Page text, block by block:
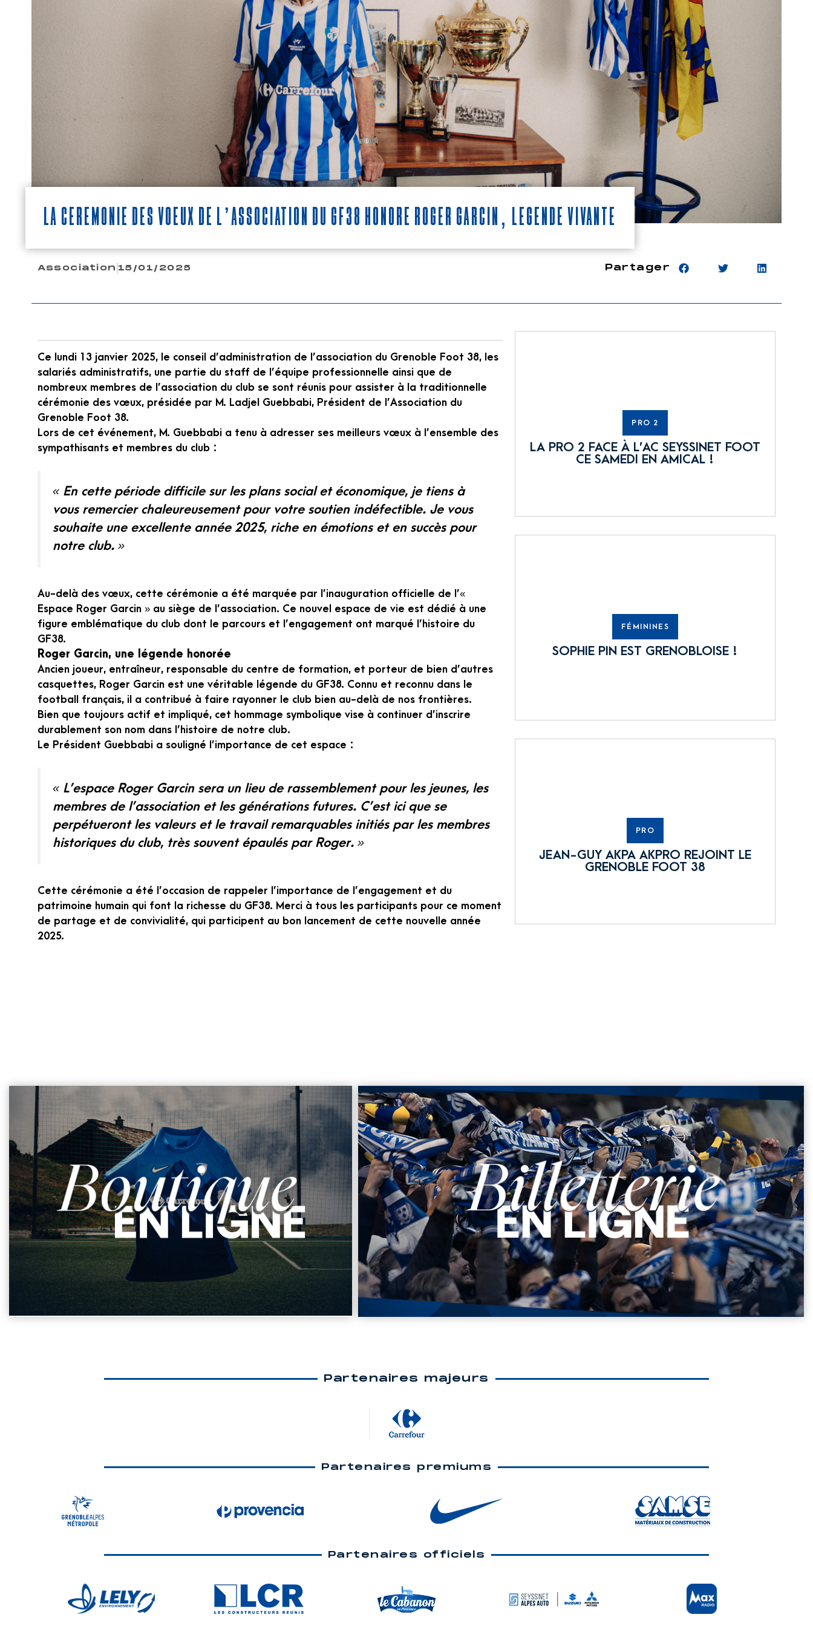
La Cérémonie des Voeux de l’association du GF38 honore Roger Garcin, légende vivante
Association 15/01/2025 Partager
Ce lundi 13 janvier 2025, le conseil d’administration de l’association du Grenoble Foot 38, les
salariés administratifs, une partie du staff de l’équipe professionnelle ainsi que de
nombreux membres de l’association du club se sont réunis pour assister à la traditionnelle
cérémonie des vœux, présidée par M. Ladjel Guebbabi, Président de l’Association du
Grenoble Foot 38.
Lors de cet événement, M. Guebbabi a tenu à adresser ses meilleurs vœux à l’ensemble des
sympathisants et membres du club :
« En cette période difficile sur les plans social et économique, je tiens à
vous remercier chaleureusement pour votre soutien indéfectible. Je vous
souhaite une excellente année 2025, riche en émotions et en succès pour
notre club. »
Au-delà des vœux, cette cérémonie a été marquée par l’inauguration officielle de l’«
Espace Roger Garcin » au siège de l’association. Ce nouvel espace de vie est dédié à une
figure emblématique du club dont le parcours et l’engagement ont marqué l’histoire du
GF38.
Roger Garcin, une légende honorée
Ancien joueur, entraîneur, responsable du centre de formation, et porteur de bien d’autres
casquettes, Roger Garcin est une véritable légende du GF38. Connu et reconnu dans le
football français, il a contribué à faire rayonner le club bien au-delà de nos frontières.
Bien que toujours actif et impliqué, cet hommage symbolique vise à continuer d’inscrire
durablement son nom dans l’histoire de notre club.
Le Président Guebbabi a souligné l’importance de cet espace :
« L’espace Roger Garcin sera un lieu de rassemblement pour les jeunes, les
membres de l’association et les générations futures. C’est ici que se
perpétueront les valeurs et le travail remarquables initiés par les membres
historiques du club, très souvent épaulés par Roger. »
Cette cérémonie a été l’occasion de rappeler l’importance de l’engagement et du
patrimoine humain qui font la richesse du GF38. Merci à tous les participants pour ce moment
de partage et de convivialité, qui participent au bon lancement de cette nouvelle année
2025.
PRO 2
LA PRO 2 FACE À L’AC SEYSSINET FOOT
CE SAMEDI EN AMICAL !
FÉMININES
SOPHIE PIN EST GRENOBLOISE !
PRO
JEAN-GUY AKPA AKPRO REJOINT LE
GRENOBLE FOOT 38
Partenaires majeurs
Partenaires premiums
Partenaires officiels